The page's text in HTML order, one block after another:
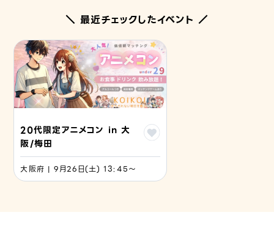
＼ 最近チェックしたイベント ／
20代限定アニメコン in 大
阪/梅田
大阪府 | 9月26日(土) 13:45〜